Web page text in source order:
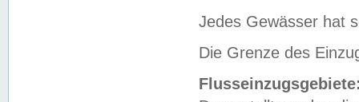
Jedes Gewässer hat
Die Grenze des